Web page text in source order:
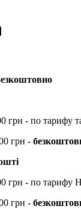
грн - по тарифу
грн -
грн - по тарифу
грн -